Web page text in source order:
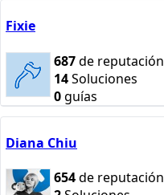
Fixie
687de reputación
14Soluciones
0guías
Diana Chiu
654de reputación